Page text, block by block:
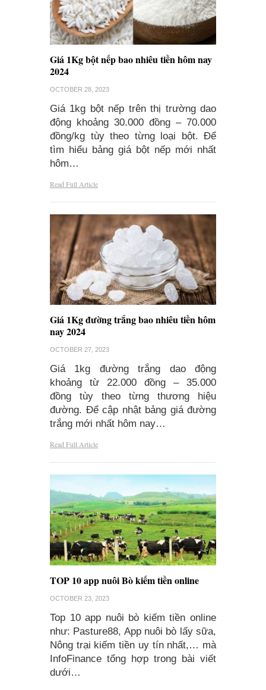
Giá 1Kg bột nếp bao nhiêu tiền hôm nay
2024
OCTOBER 28, 2023
Giá 1kg bột nếp trên thị trường dao
động khoảng 30.000 đồng – 70.000
đồng/kg tùy theo từng loại bột. Để
tìm hiểu bảng giá bột nếp mới nhất
hôm…
Read Full Article
Giá 1Kg đường trắng bao nhiêu tiền hôm
nay 2024
OCTOBER 27, 2023
Giá 1kg đường trắng dao động
khoảng từ 22.000 đồng – 35.000
đồng tùy theo từng thương hiệu
đường. Để cập nhật bảng giá đường
trắng mới nhất hôm nay…
Read Full Article
TOP 10 app nuôi Bò kiếm tiền online
OCTOBER 23, 2023
Top 10 app nuôi bò kiếm tiền online
như: Pasture88, App nuôi bò lấy sữa,
Nông trại kiếm tiền uy tín nhất,… mà
InfoFinance tổng hợp trong bài viết
dưới…